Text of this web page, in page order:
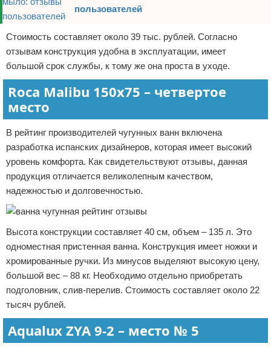
пользователей
Стоимость составляет около 39 тыс. рублей. Согласно
отзывам конструкция удобна в эксплуатации, имеет
большой срок службы, к тому же она проста в уходе.
Roca Malibu 150х75 – четвертое
место
В рейтинг производителей чугунных ванн включена
разработка испанских дизайнеров, которая имеет высокий
уровень комфорта. Как свидетельствуют отзывы, данная
продукция отличается великолепным качеством,
надежностью и долговечностью.
Высота конструкции составляет 40 см, объем – 135 л. Это
одноместная пристенная ванна. Конструкция имеет ножки и
хромированные ручки. Из минусов выделяют высокую цену,
большой вес – 88 кг. Необходимо отдельно приобретать
подголовник, слив-перелив. Стоимость составляет около 22
тысяч рублей.
Aqualux ZYA 9-2 – место № 5